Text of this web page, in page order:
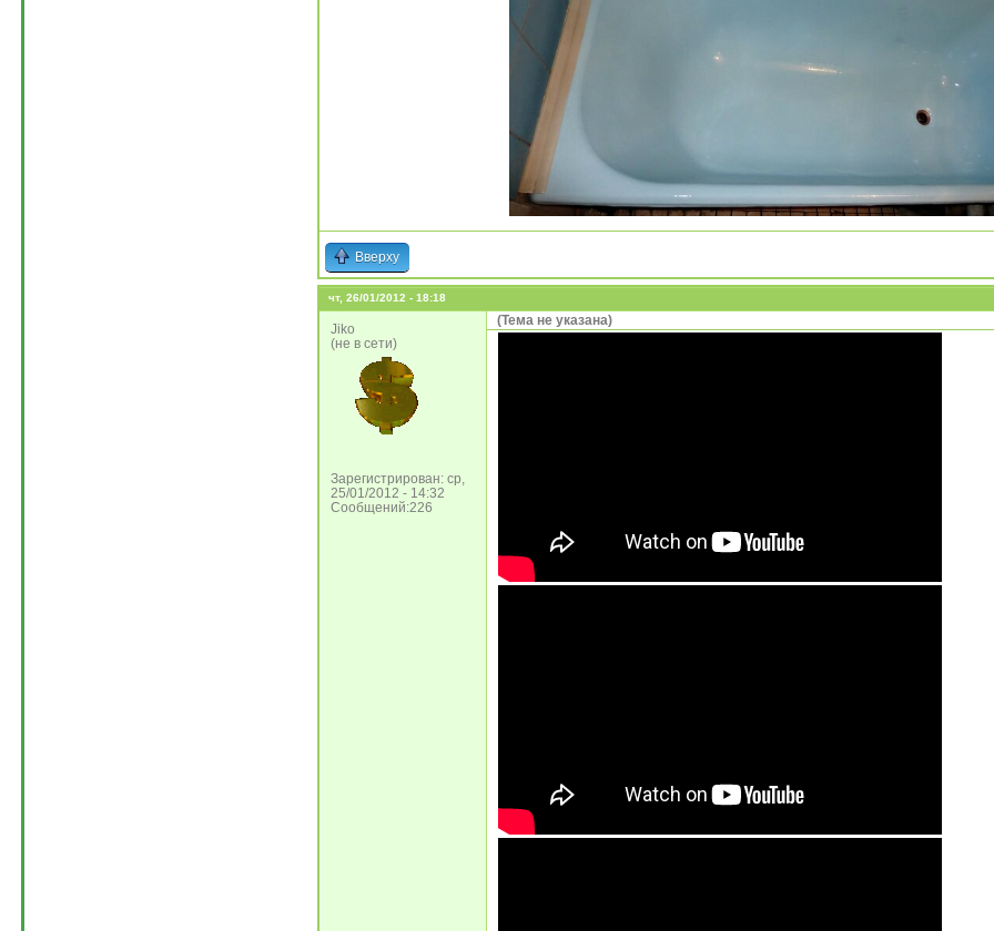
Вверху
чт, 26/01/2012 - 18:18
Jiko
(не в сети)
Зарегистрирован: ср,
25/01/2012 - 14:32
Сообщений:226
(Тема не указана)